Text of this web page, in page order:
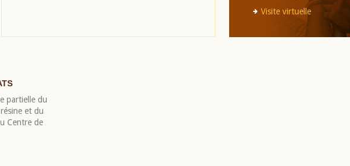
Visite virtuelle
partielle du
et du
Centre de